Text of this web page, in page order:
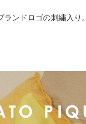
ンドロゴの刺繍入り。